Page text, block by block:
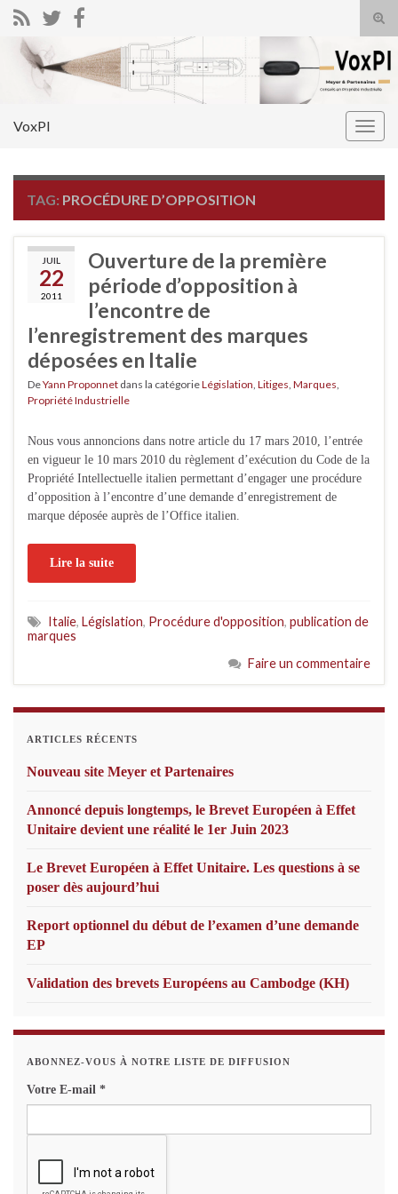
Search for:
VoxPI
TAG: PROCÉDURE D’OPPOSITION
JUIL
22
2011
Ouverture de la première
période d’opposition à
l’encontre de
l’enregistrement des marques
déposées en Italie
DeYann Proponnet dans la catégorieLégislation Litiges Marques
Propriété Industrielle
Nous vous annoncions dans notre article du 17 mars 2010, l’entrée
en vigueur le 10 mars 2010 du règlement d’exécution du Code de la
Propriété Intellectuelle italien permettant d’engager une procédure
d’opposition à l’encontre d’une demande d’enregistrement de
marque déposée auprès de l’Office italien.
Lire la suite
Italie, Législation, Procédure d'opposition, publication de
marques
Faire un commentaire
ARTICLES RÉCENTS
Nouveau site Meyer et Partenaires
Annoncé depuis longtemps, le Brevet Européen à Effet
Unitaire devient une réalité le 1er Juin 2023
Le Brevet Européen à Effet Unitaire. Les questions à se
poser dès aujourd’hui
Report optionnel du début de l’examen d’une demande
EP
Validation des brevets Européens au Cambodge (KH)
ABONNEZ-VOUS À NOTRE LISTE DE DIFFUSION
Votre E-mail *